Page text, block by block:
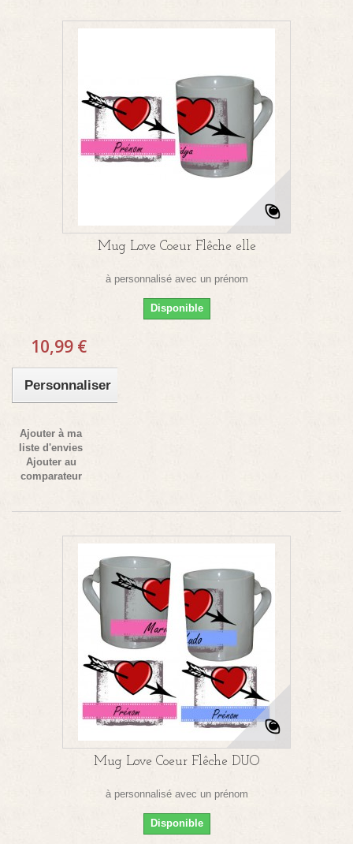
Mug Love Coeur Flêche elle
à personnalisé avec un prénom
Disponible
10,99 €
Personnaliser
Ajouter à ma
liste d'envies
Ajouter au
comparateur
Mug Love Coeur Flêche DUO
à personnalisé avec un prénom
Disponible